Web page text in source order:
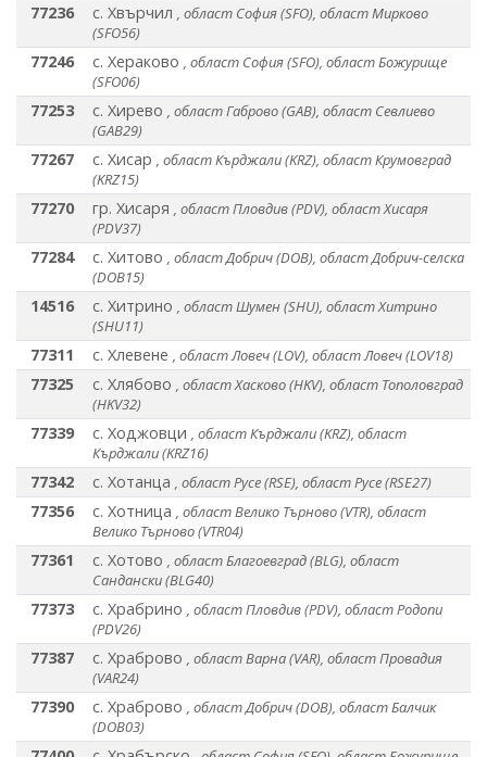
77236 с. Хвърчил , област София (SFO), област Мирково
(SFO56)
77246 с. Хераково , област София (SFO), област Божурище
(SFO06)
77253 с. Хирево , област Габрово (GAB), област Севлиево
(GAB29)
77267 с. Хисар , област Кърджали (KRZ), област Крумовград
(KRZ15)
77270 гр. Хисаря , област Пловдив (PDV), област Хисаря
(PDV37)
77284 с. Хитово , област Добрич (DOB), област Добрич-селска
(DOB15)
14516 с. Хитрино , област Шумен (SHU), област Хитрино
(SHU11)
77311 с. Хлевене , област Ловеч (LOV), област Ловеч (LOV18)
77325 с. Хлябово , област Хасково (HKV), област Тополовград
(HKV32)
77339 с. Ходжовци , област Кърджали (KRZ), област
Кърджали (KRZ16)
77342 с. Хотанца , област Русе (RSE), област Русе (RSE27)
77356 с. Хотница , област Велико Търново (VTR), област
Велико Търново (VTR04)
77361 с. Хотово , област Благоевград (BLG), област
Сандански (BLG40)
77373 с. Храбрино , област Пловдив (PDV), област Родопи
(PDV26)
77387 с. Храброво , област Варна (VAR), област Провадия
(VAR24)
77390 с. Храброво , област Добрич (DOB), област Балчик
(DOB03)